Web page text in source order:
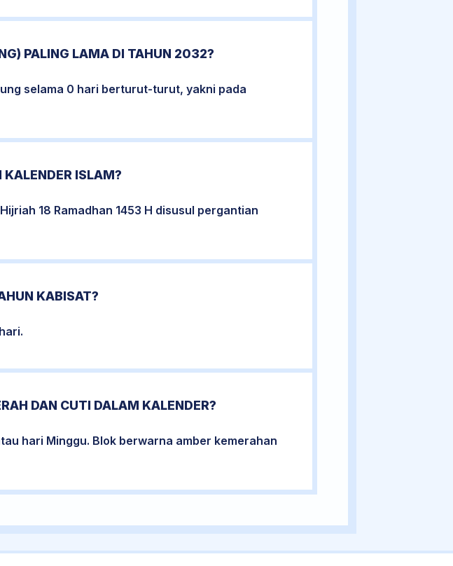
PALING LAMA DI TAHUN 2032?
selama 0 hari berturut-turut, yakni pada
ISLAM?
18 Ramadhan 1453 H disusul pergantian
KABISAT?
DAN CUTI DALAM KALENDER?
hari Minggu. Blok berwarna amber kemerahan